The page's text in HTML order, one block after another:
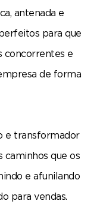
antenada e
para que
concorrentes e
de forma
e transformador
caminhos que os
e afunilando
para vendas.